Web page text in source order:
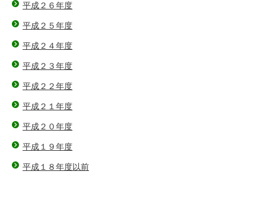
平成２６年度
平成２５年度
平成２４年度
平成２３年度
平成２２年度
平成２１年度
平成２０年度
平成１９年度
平成１８年度以前